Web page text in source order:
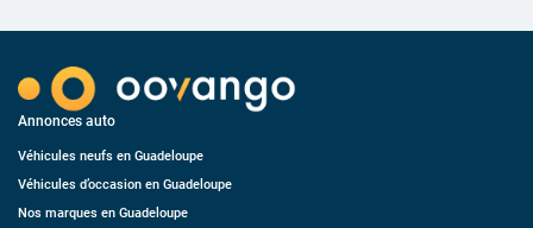
Annonces auto
Véhicules neufs en Guadeloupe
Véhicules d’occasion en Guadeloupe
Nos marques en Guadeloupe